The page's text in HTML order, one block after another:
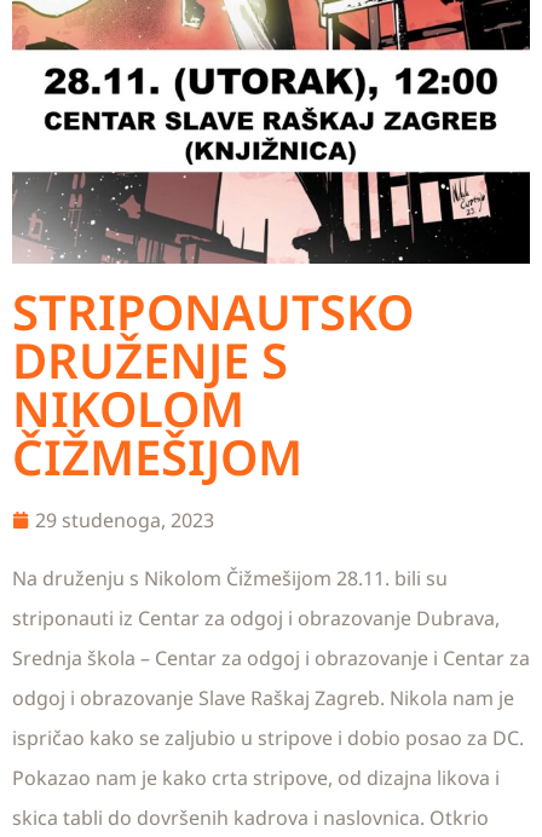
STRIPONAUTSKO
DRUŽENJE S
NIKOLOM
ČIŽMEŠIJOM
29 studenoga, 2023
Na druženju s Nikolom Čižmešijom 28.11. bili su
striponauti iz Centar za odgoj i obrazovanje Dubrava,
Srednja škola – Centar za odgoj i obrazovanje i Centar za
odgoj i obrazovanje Slave Raškaj Zagreb. Nikola nam je
ispričao kako se zaljubio u stripove i dobio posao za DC.
Pokazao nam je kako crta stripove, od dizajna likova i
skica tabli do dovršenih kadrova i naslovnica. Otkrio